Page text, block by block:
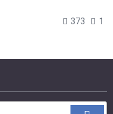
373 1